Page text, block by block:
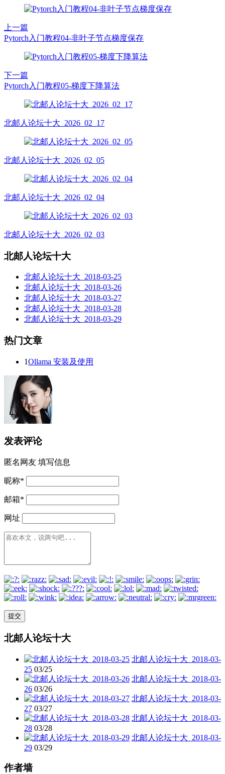
上一篇
Pytorch入门教程04-非叶子节点梯度保存
下一篇
Pytorch入门教程05-梯度下降算法
北邮人论坛十大_2026_02_17
北邮人论坛十大_2026_02_05
北邮人论坛十大_2026_02_04
北邮人论坛十大_2026_02_03
北邮人论坛十大
北邮人论坛十大_2018-03-25
北邮人论坛十大_2018-03-26
北邮人论坛十大_2018-03-27
北邮人论坛十大_2018-03-28
北邮人论坛十大_2018-03-29
热门文章
1Ollama 安装及使用
发表评论
匿名网友 填写信息
昵称*
邮箱*
网址
北邮人论坛十大
北邮人论坛十大_2018-03-
25 03/25
北邮人论坛十大_2018-03-
26 03/26
北邮人论坛十大_2018-03-
27 03/27
北邮人论坛十大_2018-03-
28 03/28
北邮人论坛十大_2018-03-
29 03/29
作者墙